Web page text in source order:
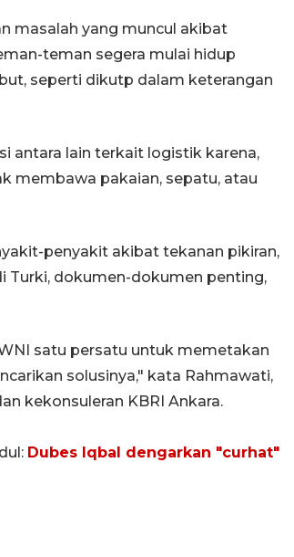
masalah yang muncul akibat
teman segera mulai hidup
seperti dikutp dalam keterangan
antara lain terkait logistik karena,
membawa pakaian, sepatu, atau
penyakit akibat tekanan pikiran,
Turki, dokumen-dokumen penting,
satu persatu untuk memetakan
solusinya," kata Rahmawati,
kekonsuleran KBRI Ankara.
Dubes Iqbal dengarkan "curhat"